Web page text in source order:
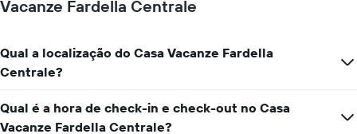
Vacanze Fardella Centrale
Qual a localização do Casa Vacanze Fardella
Centrale?
Qual é a hora de check-in e check-out no Casa
Vacanze Fardella Centrale?